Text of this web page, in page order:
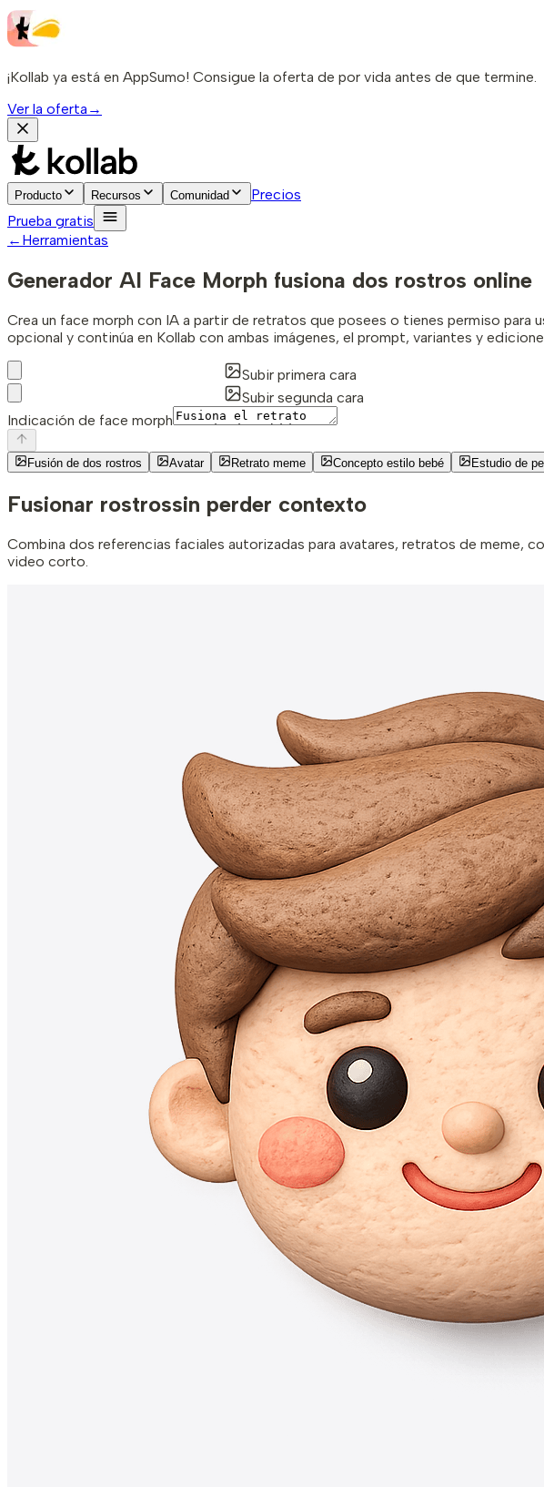
¡Kollab ya está en AppSumo! Consigue la oferta de por vida antes de que termine.
Ver la oferta →
Producto Recursos Comunidad
Precios
Prueba gratis
← Herramientas
Generador AI Face Morph fusiona dos rostros online
Crea un face morph con IA a partir de retratos que posees o tienes permiso para
opcional y continúa en Kollab con ambas imágenes, el prompt, variantes y
Subir primera cara
Subir segunda cara
Indicación de face morph
Fusión de dos rostros Avatar Retrato meme Concepto estilo bebé Estudio de
Fusionar rostrossin perder contexto
Combina dos referencias faciales autorizadas para avatares, retratos de meme,
video corto.